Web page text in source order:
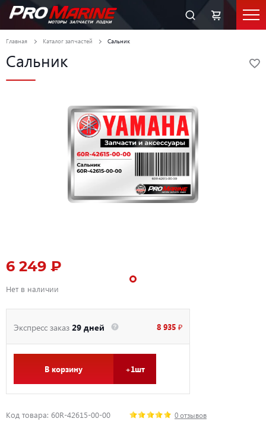
Главная Каталог запчастей Сальник
Сальник
6 249 ₽
Нет в наличии
Экспресс заказ 29 дней 8 935 ₽
В корзину +1шт
Код товара: 60R-42615-00-00 0 отзывов